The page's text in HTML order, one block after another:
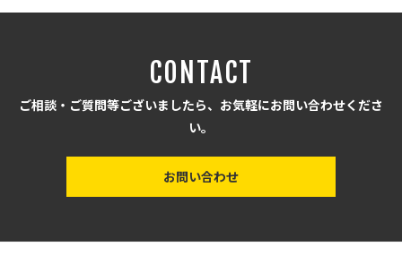
CONTACT
ご相談・ご質問等ございましたら、お気軽にお問い合わせくださ
い。
お問い合わせ